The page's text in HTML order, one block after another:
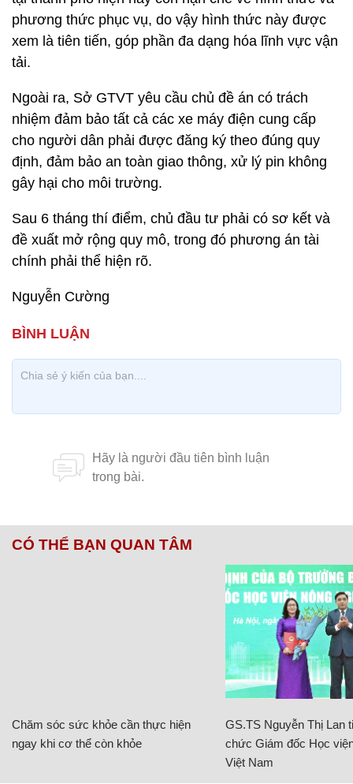
phương thức phục vụ, do vậy hình thức này được
xem là tiên tiến, góp phần đa dạng hóa lĩnh vực vận
tải.
Ngoài ra, Sở GTVT yêu cầu chủ đề án có trách
nhiệm đảm bảo tất cả các xe máy điện cung cấp
cho người dân phải được đăng ký theo đúng quy
định, đảm bảo an toàn giao thông, xử lý pin không
gây hại cho môi trường.
Sau 6 tháng thí điểm, chủ đầu tư phải có sơ kết và
đề xuất mở rộng quy mô, trong đó phương án tài
chính phải thể hiện rõ.
Nguyễn Cường
CÓ THỂ BẠN QUAN TÂM
Chăm sóc sức khỏe cần thực hiện
ngay khi cơ thể còn khỏe
GS.TS Nguyễn Thị Lan
chức Giám đốc Học
Việt Nam